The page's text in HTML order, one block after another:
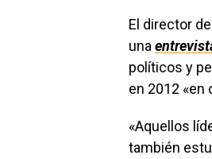
El director
una
políticos y
en 2012 «en
«Aquellos
también